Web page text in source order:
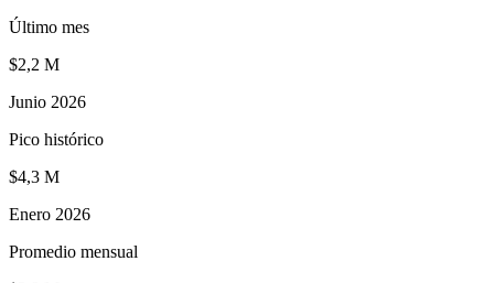
Último mes
$2,2 M
Junio 2026
Pico histórico
$4,3 M
Enero 2026
Promedio mensual